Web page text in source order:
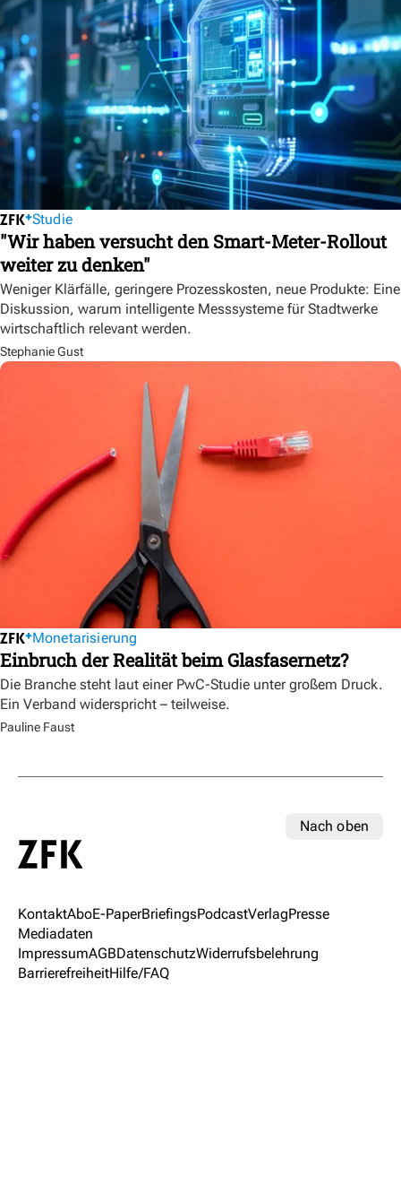
Studie
"Wir haben versucht den Smart-Meter-Rollout
weiter zu denken"
Weniger Klärfälle, geringere Prozesskosten, neue Produkte: Eine
Diskussion, warum intelligente Messsysteme für Stadtwerke
wirtschaftlich relevant werden.
Stephanie Gust
Monetarisierung
Einbruch der Realität beim Glasfasernetz?
Die Branche steht laut einer PwC-Studie unter großem Druck.
Ein Verband widerspricht – teilweise.
Pauline Faust
Nach oben
KontaktAboE-PaperBriefingsPodcastVerlagPresse
Mediadaten
ImpressumAGBDatenschutzWiderrufsbelehrung
BarrierefreiheitHilfe/FAQ